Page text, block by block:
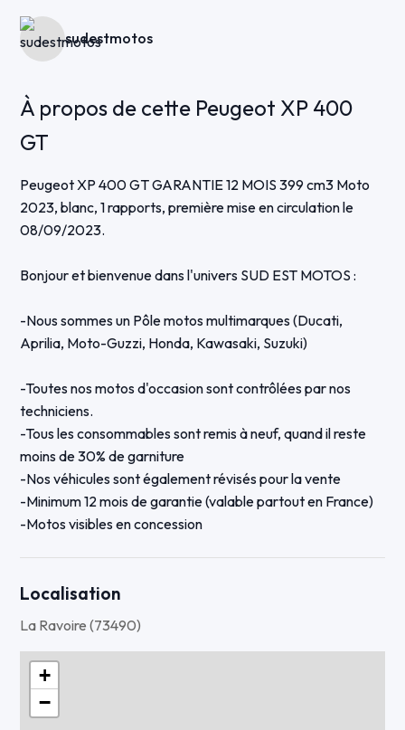
sudestmotos
À propos de cette Peugeot XP 400
GT
Peugeot XP 400 GT GARANTIE 12 MOIS 399 cm3 Moto
2023, blanc, 1 rapports, première mise en circulation le
08/09/2023.
Bonjour et bienvenue dans l'univers SUD EST MOTOS :
-Nous sommes un Pôle motos multimarques (Ducati,
Aprilia, Moto-Guzzi, Honda, Kawasaki, Suzuki)
-Toutes nos motos d'occasion sont contrôlées par nos
techniciens.
-Tous les consommables sont remis à neuf, quand il reste
moins de 30% de garniture
-Nos véhicules sont également révisés pour la vente
-Minimum 12 mois de garantie (valable partout en France)
-Motos visibles en concession
France
Ce XP 400 GT est une première main
Il est équipée des crash-bar ainsi que d'un support top
case
Révision des 1000kms faite le 06/07/2024 à 1124 kms
Localisation
La Ravoire (73490)
+
−